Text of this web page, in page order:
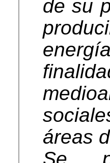
de su
áreas
Se